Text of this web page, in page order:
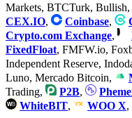
Markets, BTCTurk, Bullish,
CEX.IO, Coinbase,
Crypto.com Exchange,
FixedFloat, FMFW.io,
Independent Reserve,
Luno, Mercado Bitcoin,
Trading,
P2B,
WhiteBIT, WOO X,